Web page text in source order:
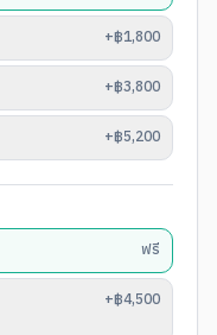
+฿1,800
+฿3,800
+฿5,200
ฟรี
+฿4,500